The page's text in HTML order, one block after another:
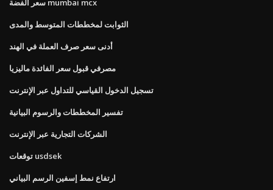
سعر الفضة mumbai mcx
الثوابت لمخططات المتوسط ​​والمدى
أدنى سعر صرف العملة في الهند
مصرفي قبول سعر الفائدة ماليزيا
تسجيل الدخول القياسي للتداول عبر الإنترنت
تفسير المخططات والرسوم البيانية
الشركات التجارية عبر الإنترنت
توقعات usdsek
ارتفاع نمط إسفين الرسم البياني